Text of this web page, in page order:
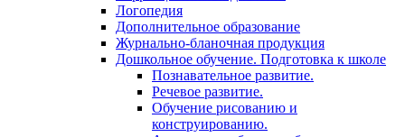
Логопедия
Дополнительное образование
Журнально-бланочная продукция
Дошкольное обучение. Подготовка к школе
Познавательное развитие.
Речевое развитие.
Обучение рисованию и
конструированию.